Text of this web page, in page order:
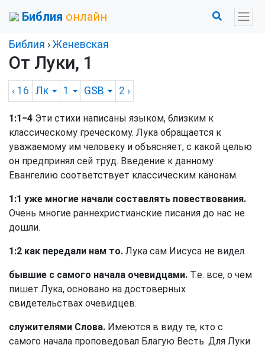
Библия онлайн
Библия › Женевская
От Луки, 1
‹ 16 Лк 1 GSB 2 ›
1:1−4 Эти стихи написаны языком, близким к
классическому греческому. Лука обращается к
уважаемому им человеку и объясняет, с какой целью
он предпринял сей труд. Введение к данному
Евангелию соответствует классическим канонам.
1:1 уже многие начали составлять повествования.
Очень многие раннехристианские писания до нас не
дошли.
1:2 как передали нам то. Лука сам Иисуса не видел.
бывшие с самого начала очевидцами. Т.е. все, о чем
пишет Лука, основано на достоверных
свидетельствах очевидцев.
служителями Слова. Имеются в виду те, кто с
самого начала проповедовал Благую Весть. Для Луки